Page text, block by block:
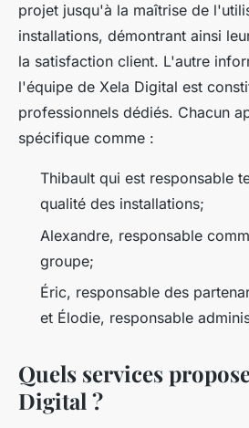
projet jusqu'à la maîtrise de
installations, démontrant ainsi
la satisfaction client. L'autre
l'équipe de Xela Digital est
professionnels dédiés. Chacun
spécifique comme :
Thibault qui est responsable
qualité des installations;
Alexandre, responsable
groupe;
Éric, responsable des
et Élodie, responsable
Quels services
Digital ?